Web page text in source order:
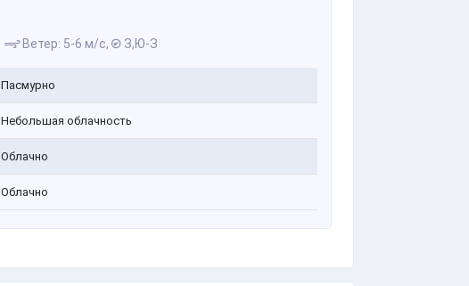
Ветер: 5-6 м/с, З,Ю-З
Пасмурно
Небольшая облачность
Облачно
Облачно